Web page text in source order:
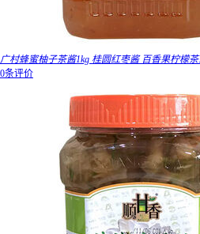
广村蜂蜜柚子茶酱1kg 桂圆红枣酱 百香果柠檬
0条评价